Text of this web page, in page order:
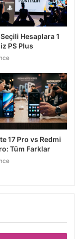
Hesaplara 1
PS Plus
17 Pro vs Redmi
Tüm Farklar